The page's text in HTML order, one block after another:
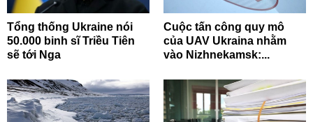
Tổng thống Ukraine nói
50.000 binh sĩ Triều Tiên
sẽ tới Nga
Cuộc tấn công quy mô
của UAV Ukraina nhằm
vào Nizhnekamsk:...